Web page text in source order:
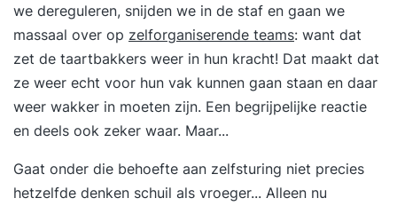
we dereguleren, snijden we in de staf en gaan we
massaal over op zelforganiserende teams: want dat
zet de taartbakkers weer in hun kracht! Dat maakt dat
ze weer echt voor hun vak kunnen gaan staan en daar
weer wakker in moeten zijn. Een begrijpelijke reactie
en deels ook zeker waar. Maar...
Gaat onder die behoefte aan zelfsturing niet precies
hetzelfde denken schuil als vroeger... Alleen nu